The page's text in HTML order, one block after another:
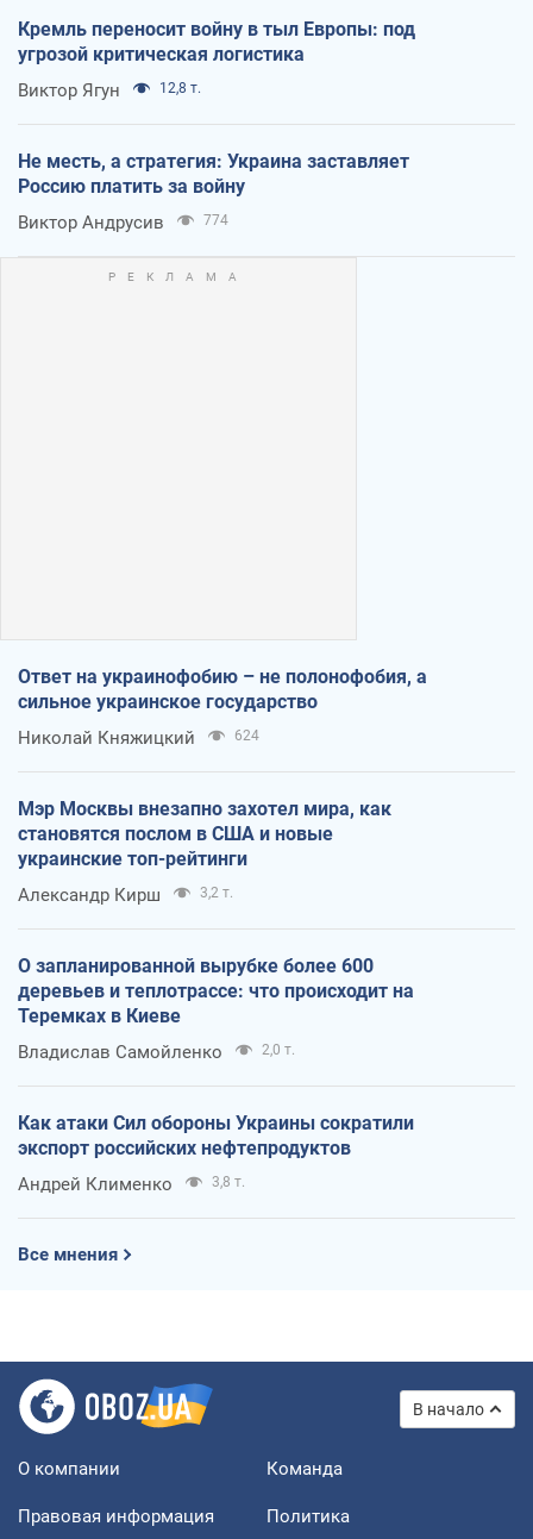
Кремль переносит войну в тыл Европы: под
угрозой критическая логистика
Виктор Ягун 12,8 т.
Не месть, а стратегия: Украина заставляет
Россию платить за войну
Виктор Андрусив 774
Ответ на украинофобию – не полонофобия, а
сильное украинское государство
Николай Княжицкий 624
Мэр Москвы внезапно захотел мира, как
становятся послом в США и новые
украинские топ-рейтинги
Александр Кирш 3,2 т.
О запланированной вырубке более 600
деревьев и теплотрассе: что происходит на
Теремках в Киеве
Владислав Самойленко 2,0 т.
Как атаки Сил обороны Украины сократили
экспорт российских нефтепродуктов
Андрей Клименко 3,8 т.
Все мнения
В начало
О компании Команда
Правовая информация Политика